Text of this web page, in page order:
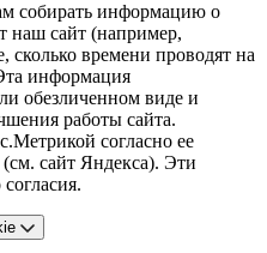
собирать информацию о
наш сайт (например,
времени проводят на
информация
обезличенном виде и
работы сайта.
согласно ее
сайт Яндекса). Эти